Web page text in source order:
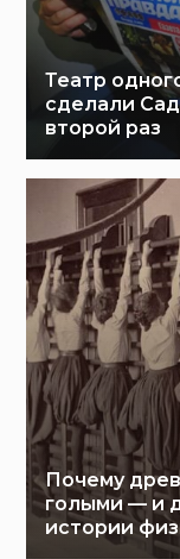
Театр
сделали
второй раз
Почему
голыми — и
истории